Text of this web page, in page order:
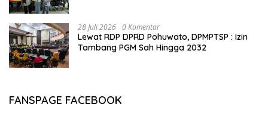
28 Juli 2026 0 Komentar
Lewat RDP DPRD Pohuwato, DPMPTSP : Izin
Tambang PGM Sah Hingga 2032
FANSPAGE FACEBOOK